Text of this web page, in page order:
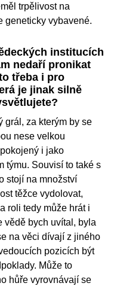
trpělivost na
geneticky vybavené.
institucích
nedaří pronikat
třeba i pro
je jinak silně
grál, za kterým by se
nese velkou
i jako
týmu. Souvisí to také s
stojí na množství
těžce vydolovat,
roli tedy může hrát i
vědě bych uvítal, byla
na věci dívají z jiného
pozicích být
Může to
hůře vyrovnávají se